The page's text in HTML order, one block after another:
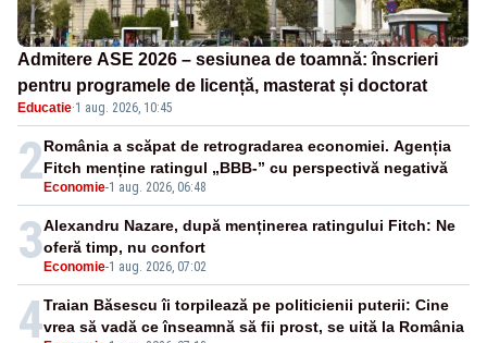
Admitere ASE 2026 – sesiunea de toamnă: înscrieri
pentru programele de licență, masterat și doctorat
Educatie·1 aug. 2026, 10:45
2 Economie-1 aug. 2026, 06:48
România a scăpat de retrogradarea economiei. Agenția
Fitch menține ratingul „BBB-” cu perspectivă negativă
3 Economie-1 aug. 2026, 07:02
Alexandru Nazare, după menținerea ratingului Fitch: Ne
oferă timp, nu confort
4Traian Băsescu îi torpilează pe politicienii puterii: Cine
vrea să vadă ce înseamnă să fii prost, se uită la România